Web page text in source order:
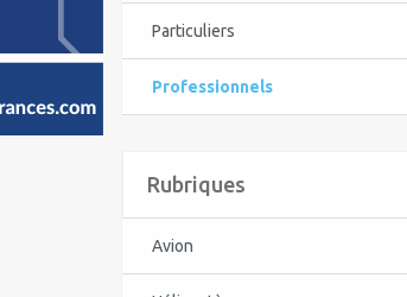
Particuliers
Professionnels
Rubriques
Avion